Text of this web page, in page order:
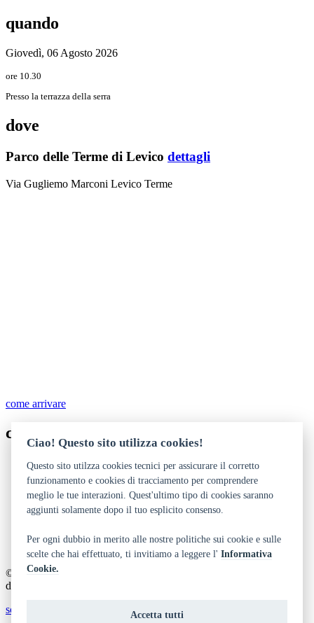
quando
Giovedì, 06 Agosto 2026
ore 10.30
Presso la terrazza della serra
dove
Parco delle Terme di Levico dettagli
Via Gugliemo Marconi Levico Terme
come arrivare
contatti
0461 706824 - 496123
parco.levico@provincia.tn.it
http://www.naturambiente.provincia.tn.it
Dichiarazione di accessibilità
Note legali e crediti
Art Bonus
© 2014 - 2026 TrentinoCultura - Ideazione e coordinamento a cura
del Dipartimento Cultura, Turismo, Promozione e Sport
scrivi alla redazione
Ciao! Questo sito utilizza cookies!
Questo sito utilzza cookies tecnici per assicurare il corretto
funzionamento e cookies di tracciamento per comprendere
meglio le tue interazioni. Quest'ultimo tipo di cookies saranno
aggiunti solamente dopo il tuo esplicito consenso.
Per ogni dubbio in merito alle nostre politiche sui cookie e sulle
scelte che hai effettuato, ti invitiamo a leggere l'Informativa
Cookie.
Accetta tutti